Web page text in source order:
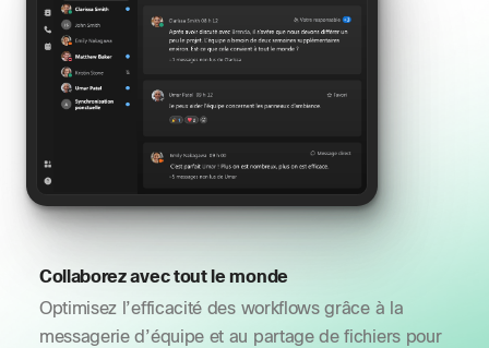
Collaborez avec tout le monde
Optimisez l’efficacité des workflows grâce à la
messagerie d’équipe et au partage de fichiers pour